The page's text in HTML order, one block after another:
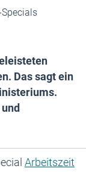
Das sagt ein
Arbeitszeit